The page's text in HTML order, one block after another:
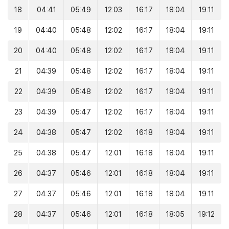
18 04:41 05:49 12:03 16:17 18:04 19:11
19 04:40 05:48 12:02 16:17 18:04 19:11
20 04:40 05:48 12:02 16:17 18:04 19:11
21 04:39 05:48 12:02 16:17 18:04 19:11
22 04:39 05:48 12:02 16:17 18:04 19:11
23 04:39 05:47 12:02 16:17 18:04 19:11
24 04:38 05:47 12:02 16:18 18:04 19:11
25 04:38 05:47 12:01 16:18 18:04 19:11
26 04:37 05:46 12:01 16:18 18:04 19:11
27 04:37 05:46 12:01 16:18 18:04 19:11
28 04:37 05:46 12:01 16:18 18:05 19:12